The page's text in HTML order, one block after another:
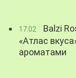
17:02
Balzi
«Атлас
ароматами